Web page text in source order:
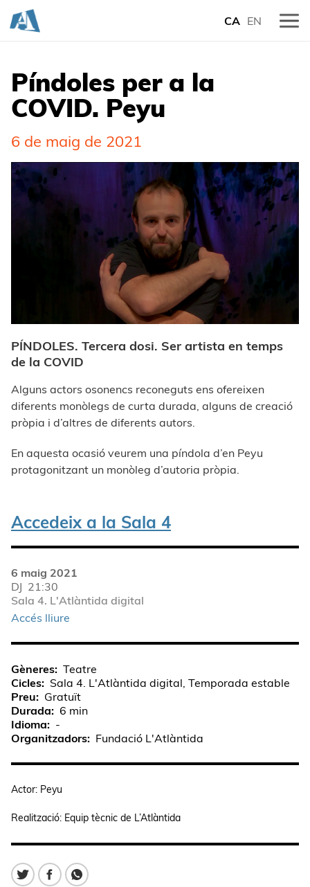
CA EN
Píndoles per a la
COVID. Peyu
6 de maig de 2021
PÍNDOLES. Tercera dosi. Ser artista en temps
de la COVID
Alguns actors osonencs reconeguts ens ofereixen
diferents monòlegs de curta durada, alguns de creació
pròpia i d’altres de diferents autors.
En aquesta ocasió veurem una píndola d’en Peyu
protagonitzant un monòleg d’autoria pròpia.
Accedeix a la Sala 4
6 maig 2021
DJ 21:30
Sala 4. L'Atlàntida digital
Accés lliure
Gèneres Teatre
Cicles
Sala 4. L'Atlàntida digital, Temporada estable
Preu
Gratuït
Durada
6 min
Idioma
-
Organitzadors
Fundació L'Atlàntida
Actor: Peyu
Realització: Equip tècnic de L’Atlàntida